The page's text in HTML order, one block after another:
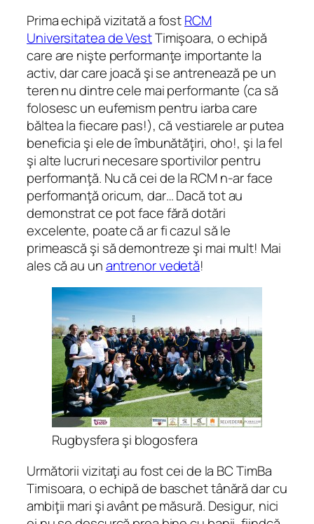
Prima echipă vizitată a fostRCM
Universitatea de VestTimişoara, o echipă
care are nişte performanţe importante la
activ, dar care joacă şi se antrenează pe un
teren nu dintre cele mai performante (ca să
folosesc un eufemism pentru iarba care
băltea la fiecare pas!), că vestiarele ar putea
beneficia şi ele de îmbunătăţiri, oho!, şi la fel
şi alte lucruri necesare sportivilor pentru
performanţă. Nu că cei de la RCM n-ar face
performanţă oricum, dar… Dacă tot au
demonstrat ce pot face fără dotări
excelente, poate că ar fi cazul să le
primească şi să demontreze şi mai mult! Mai
ales că au unantrenor vedetă!
Rugbysfera şi blogosfera
Următorii vizitaţi au fost cei de la BC TimBa
Timisoara, o echipă de baschet tânără dar cu
ambiţii mari şi avânt pe măsură. Desigur, nici